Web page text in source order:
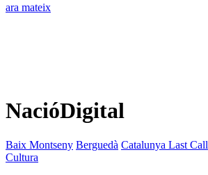
ara mateix
NacióDigital
Baix Montseny Berguedà Catalunya Last Call
Cultura